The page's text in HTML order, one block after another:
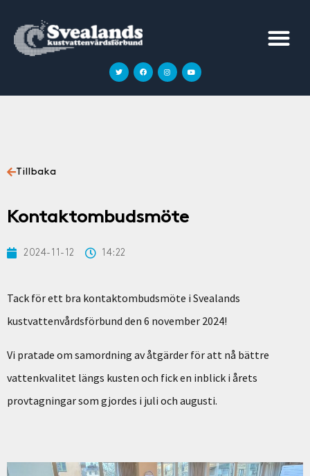
Tillbaka
Kontaktombudsmöte
2024-11-12 14:22
Tack för ett bra kontaktombudsmöte i Svealands
kustvattenvårdsförbund den 6 november 2024!
Vi pratade om samordning av åtgärder för att nå bättre
vattenkvalitet längs kusten och fick en inblick i årets
provtagningar som gjordes i juli och augusti.